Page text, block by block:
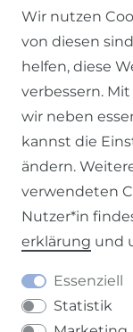
Impressum
Wir nutzen
von diesen
helfen, diese
verbessern.
wir neben
kannst die
ändern.
verwendeten
Nutzer*in
erklärung und
Essenziell
Statistik